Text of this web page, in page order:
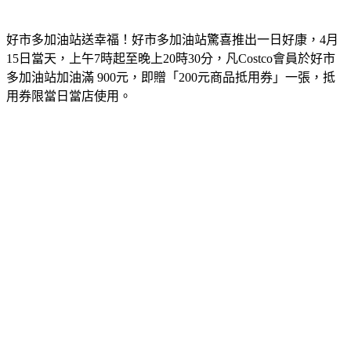
好市多加油站送幸福！好市多加油站驚喜推出一日好康，4月
15日當天，上午7時起至晚上20時30分，凡Costco會員於好市
多加油站加油滿 900元，即贈「200元商品抵用券」一張，抵
用券限當日當店使用。